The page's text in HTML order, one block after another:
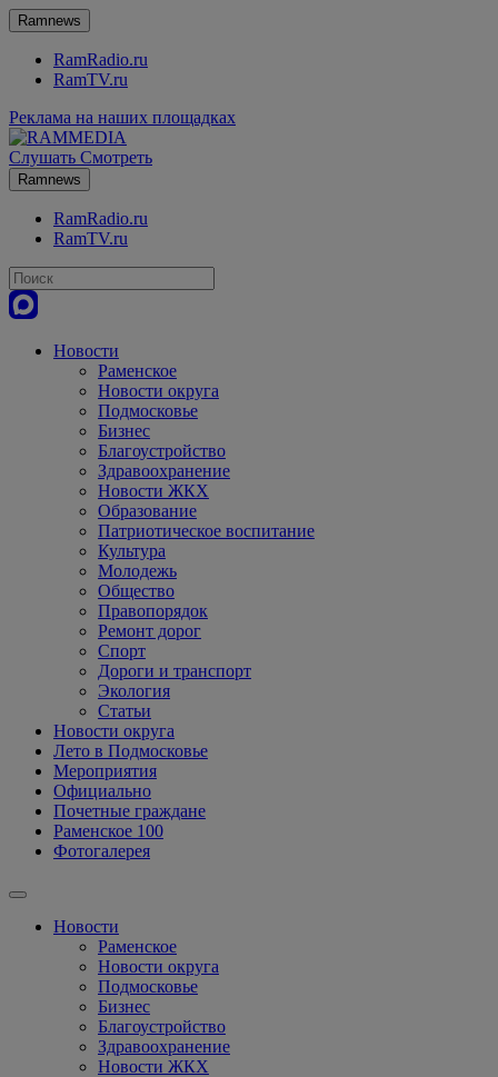
Ramnews
RamRadio.ru
RamTV.ru
Реклама на наших площадках
Слушать Смотреть
Ramnews
RamRadio.ru
RamTV.ru
Новости
Раменское
Новости округа
Подмосковье
Бизнес
Благоустройство
Здравоохранение
Новости ЖКХ
Образование
Патриотическое воспитание
Культура
Молодежь
Общество
Правопорядок
Ремонт дорог
Спорт
Дороги и транспорт
Экология
Статьи
Новости округа
Лето в Подмосковье
Мероприятия
Официально
Почетные граждане
Раменское 100
Фотогалерея
Новости
Раменское
Новости округа
Подмосковье
Бизнес
Благоустройство
Здравоохранение
Новости ЖКХ